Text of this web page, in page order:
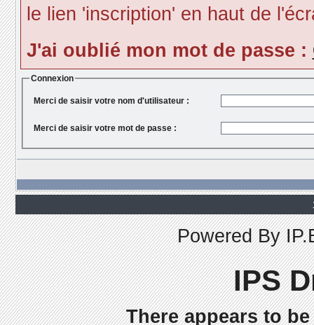
le lien 'inscription' en haut de
J'ai oublié mon mot de passe :
Connexion
Merci de saisir votre nom d'utilisateur :
Merci de saisir votre mot de passe :
Powered By
IPS
There appears to